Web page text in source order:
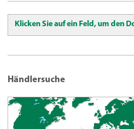
Klicken Sie auf ein Feld, um den
Händlersuche